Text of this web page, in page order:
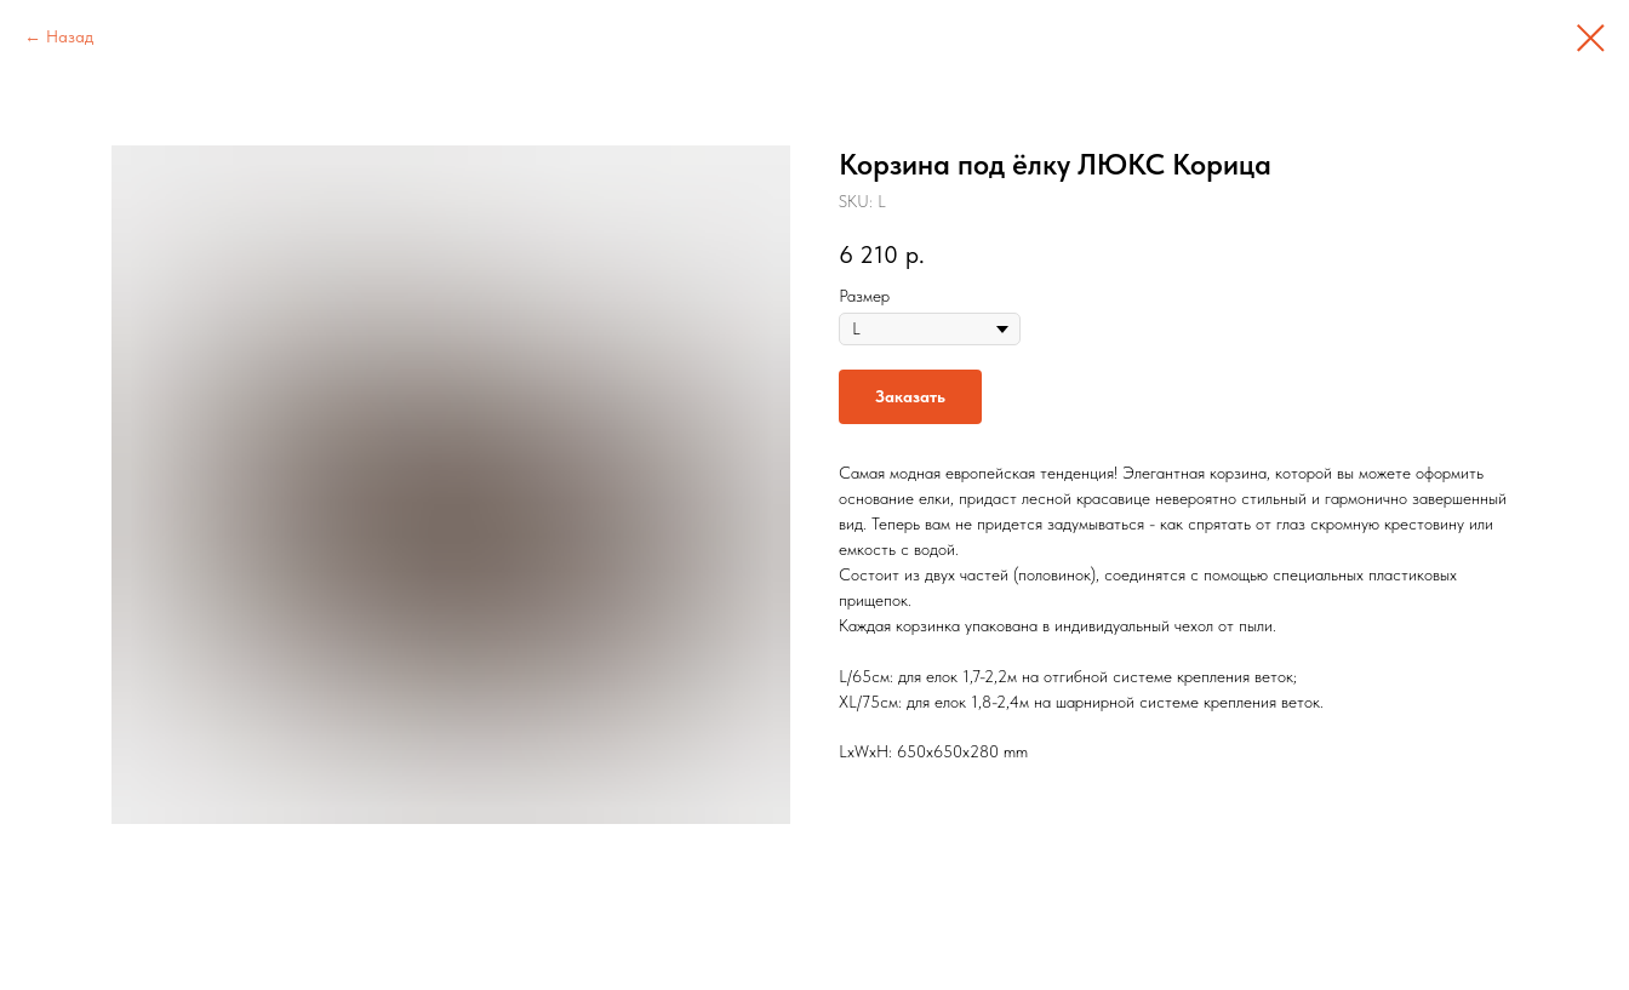
Назад
Корзина под ёлку ЛЮКС Корица
SKU: L
6 210 р.
Размер
Заказать
Самая модная европейская тенденция! Элегантная корзина, которой вы можете оформить
основание елки, придаст лесной красавице невероятно стильный и гармонично завершенный
вид. Теперь вам не придется задумываться - как спрятать от глаз скромную крестовину или
емкость с водой.
Состоит из двух частей (половинок), соединятся с помощью специальных пластиковых
прищепок.
Каждая корзинка упакована в индивидуальный чехол от пыли.
L/65см: для елок 1,7-2,2м на отгибной системе крепления веток;
XL/75см: для елок 1,8-2,4м на шарнирной системе крепления веток.
LxWxH: 650x650x280 mm